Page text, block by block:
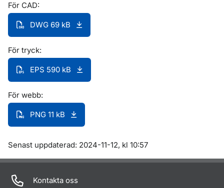
För CAD:
DWG 69 kB
För tryck:
EPS 590 kB
För webb:
PNG 11 kB
Om sidan
Senast uppdaterad: 2024-11-12, kl 10:57
Kontakta oss